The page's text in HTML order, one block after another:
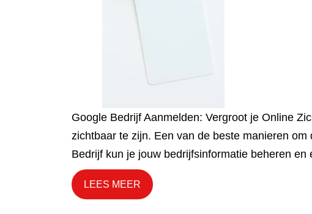
Google Bedrijf Aanmelden: Vergroot je Online
zichtbaar te zijn. Een van de beste manieren
Bedrijf kun je jouw bedrijfsinformatie beheren en
LEES MEER